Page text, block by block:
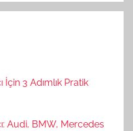
İçin 3 Adımlık Pratik
Audi, BMW, Mercedes